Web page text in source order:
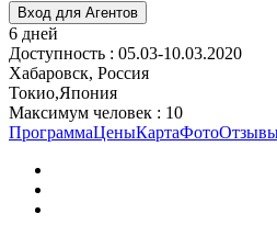
6 дней
Доступность : 05.03-10.03.2020
Хабаровск, Россия
Токио,Япония
Максимум человек : 10
ПрограммаЦеныКартаФото